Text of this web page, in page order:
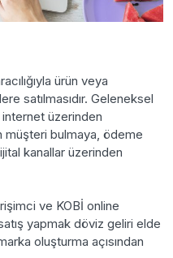
ürün veya
satılmasıdır. Geleneksel
üzerinden
müşteri bulmaya, ödeme
kanallar üzerinden
ve KOBİ online
yapmak döviz geliri elde
oluşturma açısından